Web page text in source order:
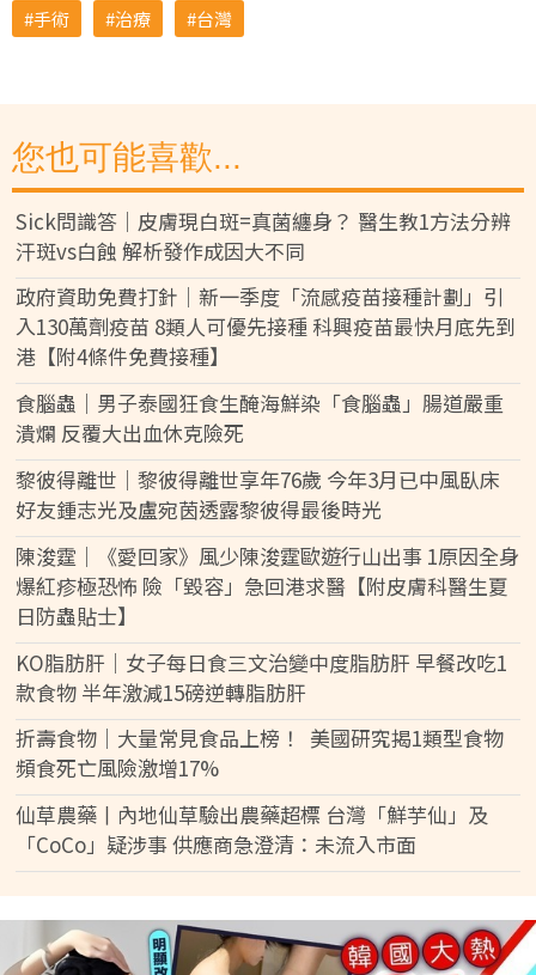
手術 治療 台灣
您也可能喜歡...
Sick問識答｜皮膚現白斑=真菌纏身？ 醫生教1方法分辨
汗斑vs白蝕 解析發作成因大不同
政府資助免費打針｜新一季度「流感疫苗接種計劃」引
入130萬劑疫苗 8類人可優先接種 科興疫苗最快月底先到
港【附4條件免費接種】
食腦蟲｜男子泰國狂食生醃海鮮染「食腦蟲」腸道嚴重
潰爛 反覆大出血休克險死
黎彼得離世｜黎彼得離世享年76歲 今年3月已中風臥床
好友鍾志光及盧宛茵透露黎彼得最後時光
陳浚霆｜《愛回家》風少陳浚霆歐遊行山出事 1原因全身
爆紅疹極恐怖 險「毀容」急回港求醫【附皮膚科醫生夏
日防蟲貼士】
KO脂肪肝｜女子每日食三文治變中度脂肪肝 早餐改吃1
款食物 半年激減15磅逆轉脂肪肝
折壽食物｜大量常見食品上榜！ 美國研究揭1類型食物
頻食死亡風險激增17%
仙草農藥丨內地仙草驗出農藥超標 台灣「鮮芋仙」及
「CoCo」疑涉事 供應商急澄清：未流入市面